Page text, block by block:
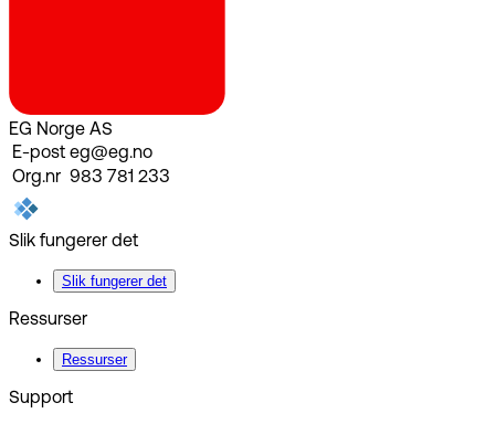
EG Norge AS
E-post eg@eg.no
Org.nr 983 781 233
Slik fungerer det
Slik fungerer det
Ressurser
Ressurser
Support